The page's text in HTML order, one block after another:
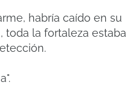
habría caído en su
toda la fortaleza estaba